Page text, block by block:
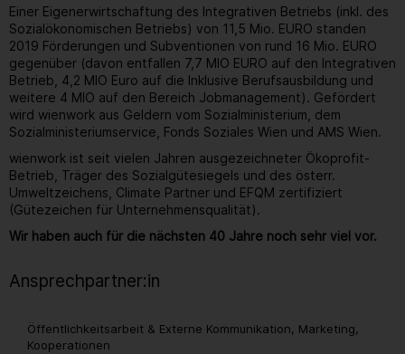
Einer Eigenerwirtschaftung des Integrativen Betriebs (inkl. des
Sozialökonomischen Betriebs) von 11,5 Mio. EURO standen
2019 Förderungen und Subventionen von rund 16 Mio. EURO
gegenüber (davon entfallen 7,7 MIO EURO auf den Integrativen
Betrieb, 4,2 MIO Euro auf die Inklusive Berufsausbildung und
weitere 4 MIO auf den Bereich Jobmanagement). Gefördert
wird wienwork aus Geldern vom Sozialministerium, dem
Sozialministeriumservice, Fonds Soziales Wien und AMS Wien.
wienwork ist seit vielen Jahren ausgezeichneter Ökoprofit-
Betrieb, Träger des Sozialgütesiegels und des österr.
Umweltzeichens, Climate Partner und EFQM zertifiziert
(Gütezeichen für Unternehmensqualität).
Wir haben auch für die nächsten 40 Jahre noch sehr viel vor.
Ansprechpartner:in
Öffentlichkeitsarbeit & Externe Kommunikation, Marketing,
Kooperationen